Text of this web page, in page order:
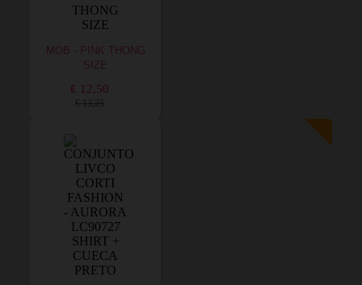
MOB - PINK THONG
SIZE
€ 12,50
€ 13,25